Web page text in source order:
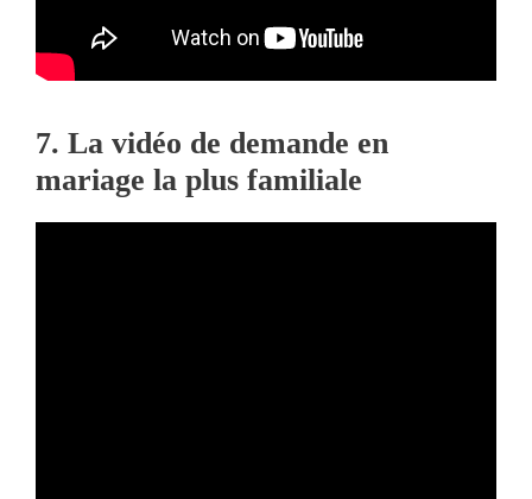
7. La vidéo de demande en
mariage la plus familiale